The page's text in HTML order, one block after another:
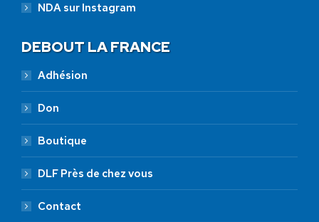
NDA sur Instagram
DEBOUT LA FRANCE
Adhésion
Don
Boutique
DLF Près de chez vous
Contact